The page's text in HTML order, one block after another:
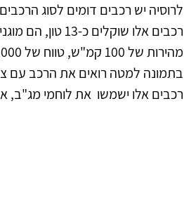
לרוסיה יש רכבים דומים לסוג
בתמונה למטה רואים את הרכב עם צריח שנושא תותח 30 מ"מ
רכבים אלו ישמשו  את לוחמי מג"ב,